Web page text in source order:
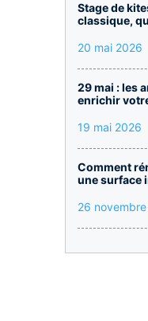
Stage de
classique,
20 mai 2026
29 mai : les
enrichir
19 mai 2026
Comment
une surface
26